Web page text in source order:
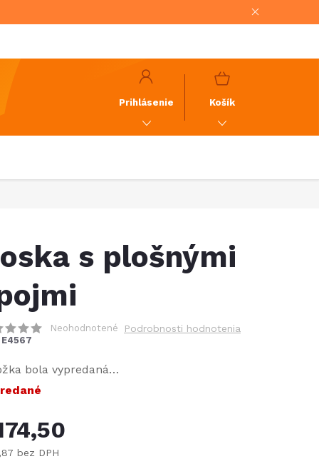
Prihlásenie
NÁKUPNÝ
Košík
s plošnými
Neohodnotené Podrobnosti hodnotenia
E4567
bola vypredaná…
bez DPH